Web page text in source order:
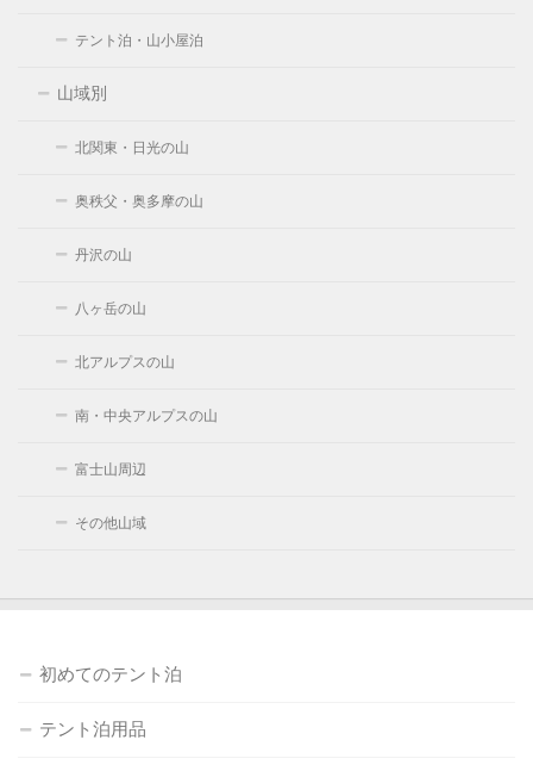
テント泊・山小屋泊
山域別
北関東・日光の山
奥秩父・奥多摩の山
丹沢の山
八ヶ岳の山
北アルプスの山
南・中央アルプスの山
富士山周辺
その他山域
初めてのテント泊
テント泊用品